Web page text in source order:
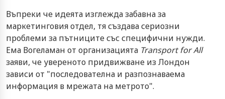
Въпреки че идеята изглежда забавна за
маркетинговия отдел, тя създава сериозни
проблеми за пътниците със специфични нужди.
Ема Вогеламан от организацията Transport for All
заяви, че увереното придвижване из Лондон
зависи от "последователна и разпознаваема
информация в мрежата на метрото".